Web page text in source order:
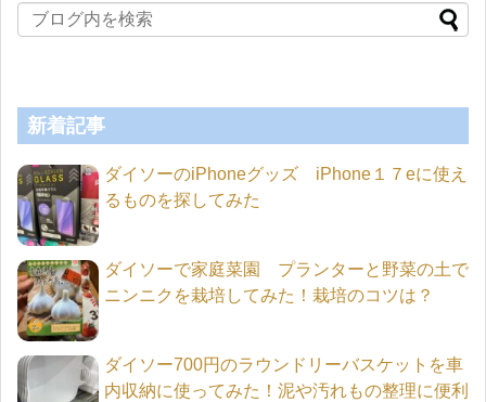
新着記事
ダイソーのiPhoneグッズ iPhone１７eに使え
るものを探してみた
ダイソーで家庭菜園 プランターと野菜の土で
ニンニクを栽培してみた！栽培のコツは？
ダイソー700円のラウンドリーバスケットを車
内収納に使ってみた！泥や汚れもの整理に便利